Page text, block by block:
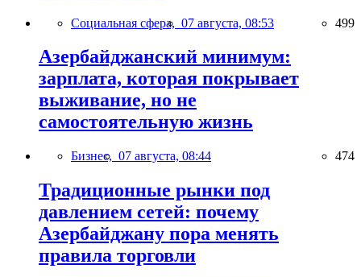
Социальная сфера, 07 августа, 08:53 499
Азербайджанский минимум:
зарплата, которая покрывает
выживание, но не
самостоятельную жизнь
Бизнес, 07 августа, 08:44 474
Традиционные рынки под
давлением сетей: почему
Азербайджану пора менять
правила торговли